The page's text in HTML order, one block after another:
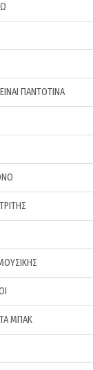
ΠΑΝΤΟΤΙΝΑ
ΜΠΑΚ